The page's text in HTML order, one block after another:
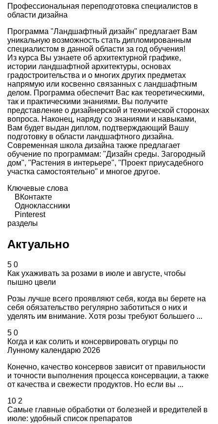
Профессиональная переподготовка специалистов в
области дизайна
Программа "Ландшафтный дизайн" предлагает Вам
уникальную возможность стать дипломированным
специалистом в данной области за год обучения!
Из курса Вы узнаете об архитектурной графике,
истории ландшафтной архитектуры, основах
градостроительства и о многих других предметах
напрямую или косвенно связанных с ландшафтным
делом. Программа обеспечит Вас как теоретическими,
так и практическими знаниями. Вы получите
представление о дизайнерской и технической сторонах
вопроса. Наконец, наряду со знаниями и навыками,
Вам будет выдан диплом, подтверждающий Вашу
подготовку в области ландшафтного дизайна.
Современная школа дизайна также предлагает
обучение по программам: "Дизайн среды. Загородный
дом", "Растения в интерьере", "Проект приусадебного
участка самостоятельно" и многое другое.
Ключевые слова
ВКонтакте
Одноклассники
Pinterest
разделы
Актуально
5 0
Как ухаживать за розами в июле и августе, чтобы
пышно цвели
Розы лучше всего проявляют себя, когда вы берете на
себя обязательство регулярно заботиться о них и
уделять им внимание. Хотя розы требуют большего ...
5 0
Когда и как солить и консервировать огурцы по
Лунному календарю 2026
Конечно, качество консервов зависит от правильности
и точности выполнения процесса консервации, а также
от качества и свежести продуктов. Но если вы ...
10 2
Самые главные обработки от болезней и вредителей в
июле: удобный список препаратов